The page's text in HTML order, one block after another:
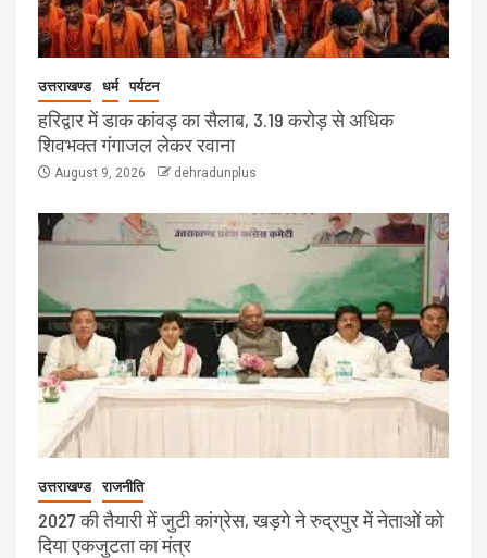
उत्तराखण्ड धर्म पर्यटन
हरिद्वार में डाक कांवड़ का सैलाब, 3.19 करोड़ से अधिक
शिवभक्त गंगाजल लेकर रवाना
August 9, 2026 dehradunplus
उत्तराखण्ड राजनीति
2027 की तैयारी में जुटी कांग्रेस, खड़गे ने रुद्रपुर में नेताओं को
दिया एकजुटता का मंत्र